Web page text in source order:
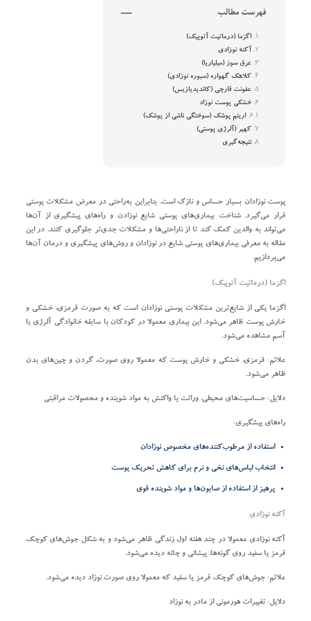
فهرست مطالب
اگزما (درماتیت آتوپیک)
آکنه نوزادی
عرق سوز (میلیاریا)
کلاهک گهواره (سبوره نوزادی)
عفونت قارچی (کاندیدیازیس)
خشکی پوست نوزاد
اریتم پوشک (سوختگی ناشی از پوشک)
کهیر (آلرژی پوستی)
نتیجه‌گیری
پوست نوزادان بسیار حساس و نازک است. بنابراین به‌راحتی در معرض مشکلات پوستی
قرار می‌گیرد. شناخت بیماری‌های پوستی شایع نوزادن و راه‌های پیشگیری از آن‌ها
می‌تواند به والدین کمک کند تا از ناراحتی‌ها و مشکلات جدی‌تر جلوگیری کنند. در این
مقاله به معرفی بیماری‌های پوستی شایع در نوزادان و روش‌های پیشگیری و درمان آن‌ها
می‌پردازیم.
اگزما (درماتیت آتوپیک)
اگزما یکی از شایع‌ترین مشکلات پوستی نوزادان است که به صورت قرمزی، خشکی و
خارش پوست ظاهر می‌شود. این بیماری معمولا در کودکان با سابقه خانوادگی آلرژی یا
آسم مشاهده می‌شود.
علائم: قرمزی، خشکی و خارش پوست که معمولا روی صورت، گردن و چین‌های بدن
ظاهر می‌شود.
دلایل: حساسیت‌های محیطی، وراثت یا واکنش به مواد شوینده و محصولات مراقبتی
راه‌های پیشگیری:
استفاده از مرطوب‌کننده‌های مخصوص نوزادان
انتخاب لباس‌های نخی و نرم برای کاهش تحریک پوست
پرهیز از استفاده از صابون‌ها و مواد شوینده قوی
آکنه نوزادی
آکنه نوزادی معمولا در چند هفته اول زندگی ظاهر می‌شود و به شکل جوش‌های کوچک
قرمز یا سفید روی گونه‌ها، پیشانی و چانه دیده می‌شود.
علائم: جوش‌های کوچک قرمز یا سفید که معمولا روی صورت نوزاد دیده می‌شود.
دلایل: تغییرات هورمونی از مادر به نوزاد